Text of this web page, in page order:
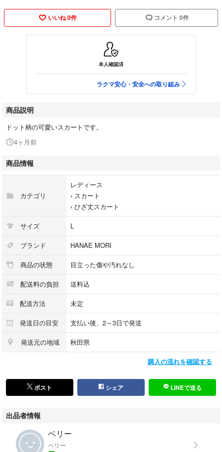
いいね 0件 コメント 0件
本人確認済
ラクマ安心・安全への取り組み
商品説明
ドット柄の可愛いスカートです。
4ヶ月前
商品情報
カテゴリ
レディース
› スカート
› ひざ丈スカート
サイズ L
ブランド HANAE MORI
商品の状態 目立った傷や汚れなし
配送料の負担 送料込
配送方法 未定
発送日の目安 支払い後、2～3日で発送
発送元の地域 秋田県
購入の流れを確認する
ポスト シェア LINEで送る
出品者情報
ベリー
ベリー